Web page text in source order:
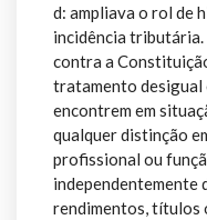
d: ampliava o rol de
incidência
contra a
tratamento desigual
encontrem em
qualquer distinção
profissional ou
independentemente
rendimentos, títulos